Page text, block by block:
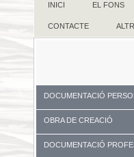
INICI EL FONS
CONTACTE
DOCUMENTACIÓ
OBRA DE CREACIÓ
DOCUMENTACIÓ